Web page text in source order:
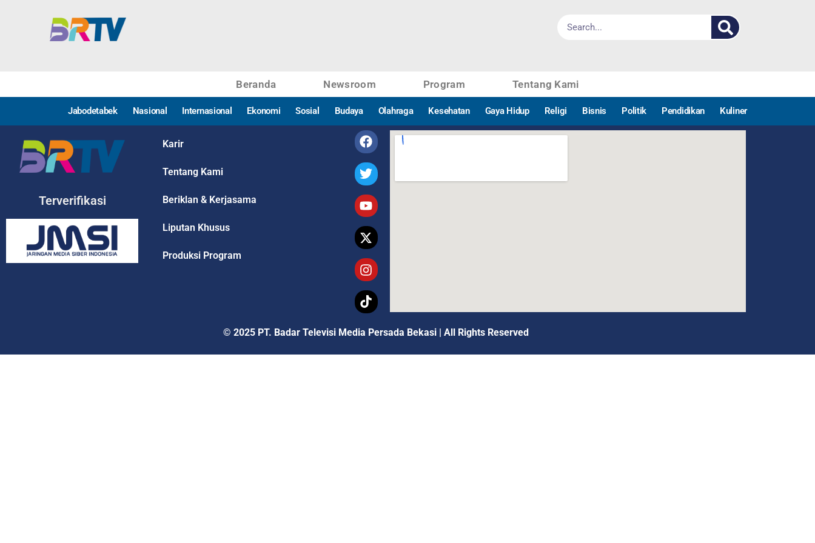
Beranda Newsroom Program Tentang Kami
Jabodetabek Nasional Internasional Ekonomi Sosial Budaya Olahraga Kesehatan Gaya Hidup Religi Bisnis Politik Pendidikan Kuliner
Terverifikasi
Karir
Tentang Kami
Beriklan & Kerjasama
Liputan Khusus
Produksi Program
© 2025 PT. Badar Televisi Media Persada Bekasi | All Rights Reserved